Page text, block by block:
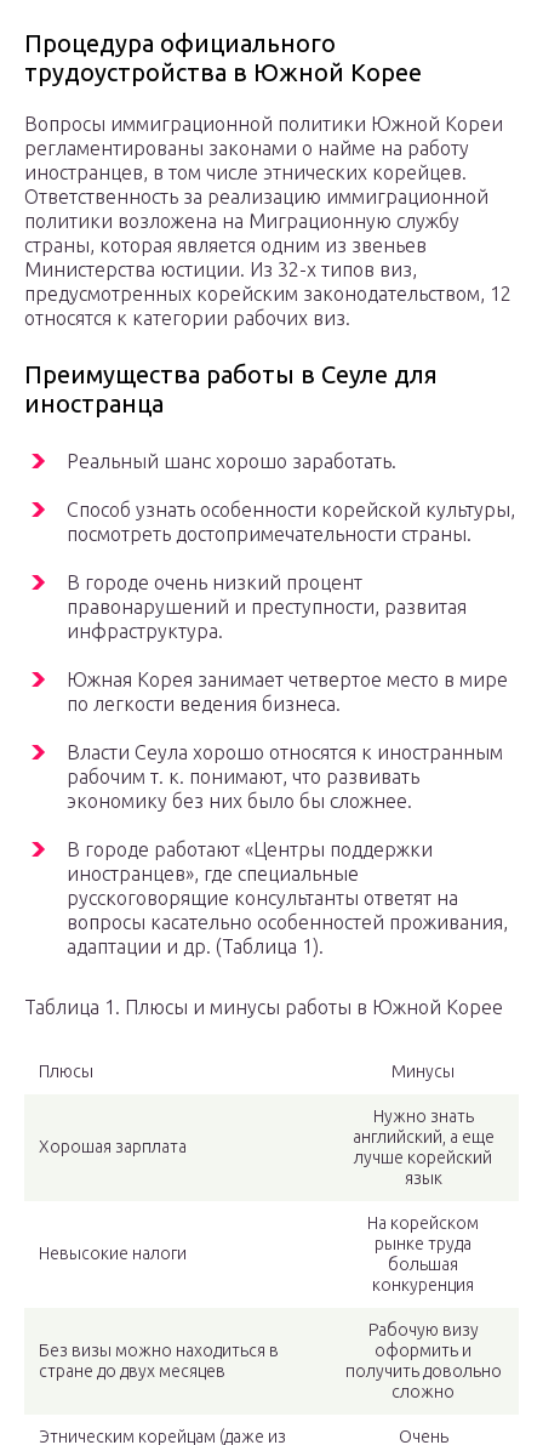
Процедура официального
трудоустройства в Южной Корее
Вопросы иммиграционной политики Южной Кореи
регламентированы законами о найме на работу
иностранцев, в том числе этнических корейцев.
Ответственность за реализацию иммиграционной
политики возложена на Миграционную службу
страны, которая является одним из звеньев
Министерства юстиции. Из 32-х типов виз,
предусмотренных корейским законодательством, 12
относятся к категории рабочих виз.
Преимущества работы в Сеуле для
иностранца
Реальный шанс хорошо заработать.
Способ узнать особенности корейской культуры,
посмотреть достопримечательности страны.
В городе очень низкий процент
правонарушений и преступности, развитая
инфраструктура.
Южная Корея занимает четвертое место в мире
по легкости ведения бизнеса.
Власти Сеула хорошо относятся к иностранным
рабочим т. к. понимают, что развивать
экономику без них было бы сложнее.
В городе работают «Центры поддержки
иностранцев», где специальные
русскоговорящие консультанты ответят на
вопросы касательно особенностей проживания,
адаптации и др. (Таблица 1).
Таблица 1. Плюсы и минусы работы в Южной Корее
Плюсы Минусы
Хорошая зарплата
Нужно знать
английский, а еще
лучше корейский
язык
Невысокие налоги
На корейском
рынке труда
большая
конкуренция
Без визы можно находиться в
стране до двух месяцев
Рабочую визу
оформить и
получить довольно
сложно
Этническим корейцам (даже из
Очень